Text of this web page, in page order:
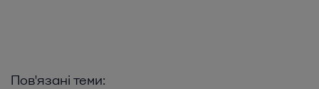
Пов'язані теми: